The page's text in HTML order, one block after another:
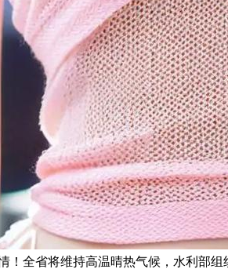
！全省将维持高温晴热气候，水利部组